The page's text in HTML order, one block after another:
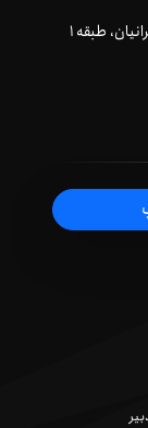
تهران، میدان ولیعصر، ساختمان تجارت ایرانیان، طبقه ۱